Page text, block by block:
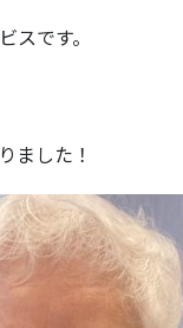
です。
ました！